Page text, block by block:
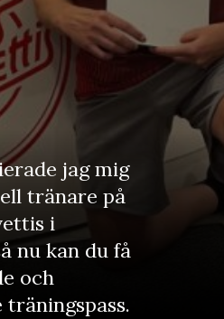
jag mig
tränare på
i
nu kan du få
och